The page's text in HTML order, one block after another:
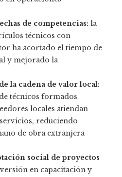
de competencias: la
técnicos con
ha acortado el tiempo de
y mejorado la
la cadena de valor local:
técnicos formados
locales atiendan
reduciendo
de obra extranjera
social de proyectos
en capacitación y